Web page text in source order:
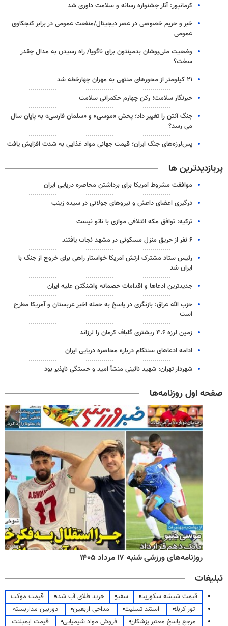
کرمانپور: آثار جشنواره رسانه و سلامت داوری شد
خبر و حریم خصوصی در عصر دیجیتال/منفعت عمومی در برابر کنجکاوی
عمومی
وضعیت ملی‌پوشان بدمینتون برای ناگویا/ راه رسیدن به مدال چقدر
سخت؟
۲۱ کیلومتر از محورهای منتهی به مهران چهارخطه شد
خبرنگار سلامت؛ رکن چهارم حکمرانی سلامت
جنگ آنتن را تغییر داد؛ پخش «موسی» و «سلمان فارسی» به پایان سال
می رسد؟
پس‌لرزه‌های جنگ ایران؛ قیمت جهانی مواد غذایی به شدت افزایش یافت
پربازدیدترین ها
موافقت مشروط آمریکا برای برداشتن محاصره دریایی ایران
درگیری اعضای داعش و نیروهای جولانی در سیده زینب
ترکیه: توافق مکه ائتلافی موازی با ناتو نیست
۶ نفر از حریق منزل مسکونی در مشهد نجات یافتند
رئیس ستاد مشترک ارتش آمریکا خواستار راهی برای خروج از جنگ با
ایران شد
جدیدترین ادعاها و اقدامات خصمانه واشنگتن علیه ایران
حزب الله عراق: بازنگری در پاسخ به حمله اخیر عربستان و آمریکا مطرح
است
زمین لرزه ۴.۶ ریشتری گلباف کرمان را لرزاند
ادامه ادعاهای سنتکام درباره محاصره دریایی ایران
شهردار تهران: شهید نائینی منشأ امید و خستگی‌ ناپذیر بود
صفحه اول روزنامه‌ها
روزنامه‌های ورزشی شنبه ۱۷ مرداد ۱۴۰۵
تبلیغات
قیمت شیشه سکوریت سفیر خرید طلای آب شده
قیمت موکت
تور کربلا
استند تسلیت مداحی اربعین
دوربین مداربسته
مرجع پاسخ معتبر پزشکان
فروش مواد شیمیایی
قیمت ایمپلنت